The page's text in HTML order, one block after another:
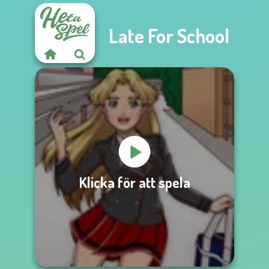
Late For School
Klicka för att spela